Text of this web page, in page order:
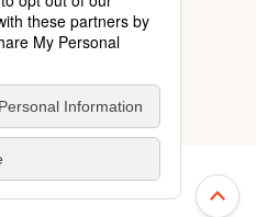
ご利用規約
スペシャルサイト一覧